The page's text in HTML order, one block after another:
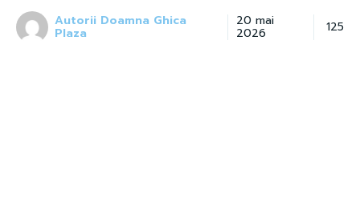
Autorii Doamna Ghica
Plaza
20 mai
2026 125